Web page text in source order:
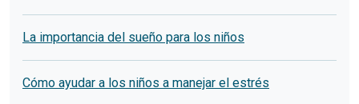
La importancia del sueño para los niños
Cómo ayudar a los niños a manejar el estrés